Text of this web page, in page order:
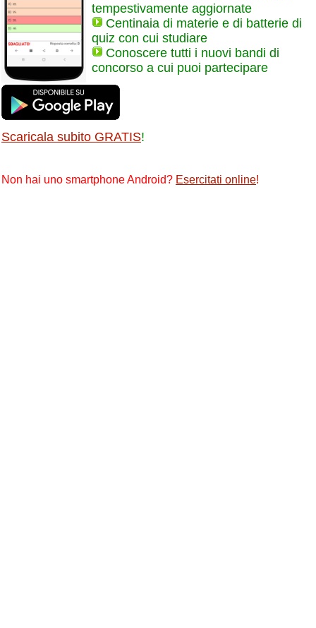
tempestivamente aggiornate
Centinaia di materie e di batterie di
quiz con cui studiare
Conoscere tutti i nuovi bandi di
concorso a cui puoi partecipare
Scaricala subito GRATIS!
Non hai uno smartphone Android? Esercitati online!